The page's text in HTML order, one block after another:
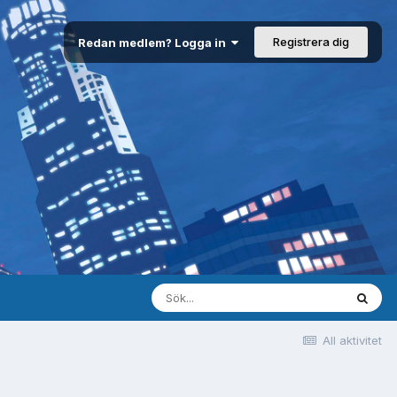
Redan medlem? Logga in Registrera dig
All aktivitet